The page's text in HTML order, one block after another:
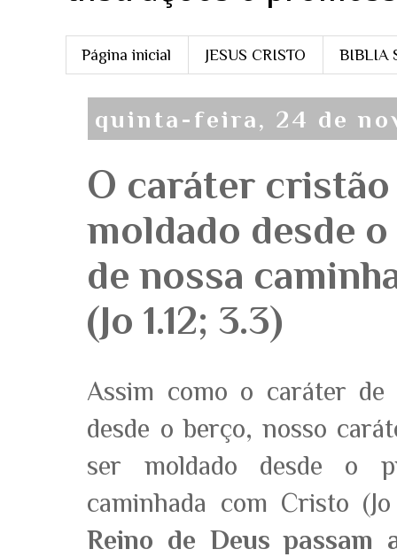
Página inicial JESUS CRISTO BIBLIA
quinta-feira, 24 de
O caráter cristão
moldado desde
de nossa
(Jo 1.12; 3.3)
Assim como o caráter
desde o berço, nosso
ser moldado desde o
caminhada com Cristo
Reino de Deus passam